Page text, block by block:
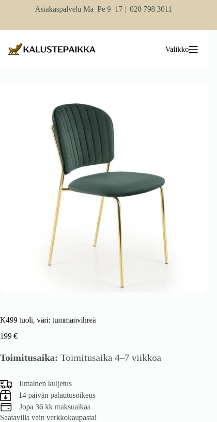
Asiakaspalvelu Ma–Pe 9–17 | 020 798 3011
Valikko
K499 tuoli, väri: tummanvihreä
199 €
Toimitusaika: Toimitusaika 4–7 viikkoa
Ilmainen kuljetus
14 päivän palautusoikeus
Jopa 36 kk maksuaikaa
Saatavilla vain verkkokaupasta!